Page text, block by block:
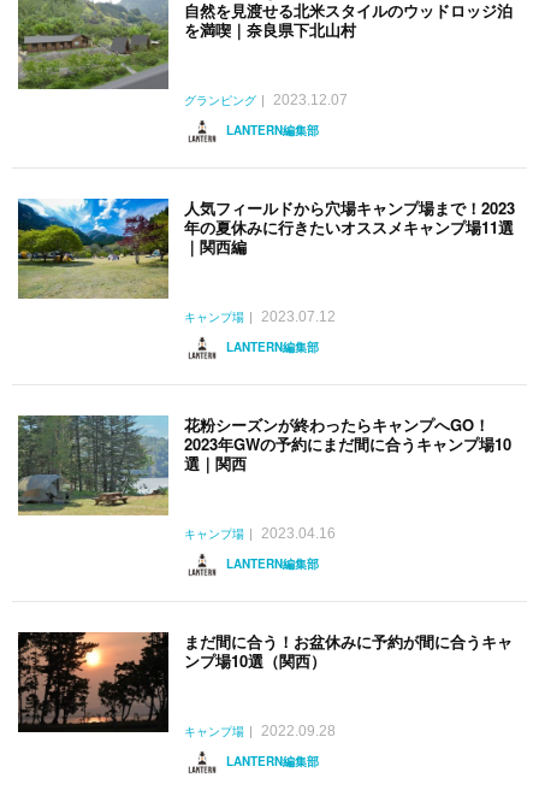
自然を見渡せる北米スタイルのウッドロッジ泊
を満喫｜奈良県下北山村
グランピング
2023.12.07
LANTERN編集部
人気フィールドから穴場キャンプ場まで！2023
年の夏休みに行きたいオススメキャンプ場11選
｜関西編
キャンプ場
2023.07.12
LANTERN編集部
花粉シーズンが終わったらキャンプへGO！
2023年GWの予約にまだ間に合うキャンプ場10
選｜関西
キャンプ場
2023.04.16
LANTERN編集部
まだ間に合う！お盆休みに予約が間に合うキャ
ンプ場10選（関西）
キャンプ場
2022.09.28
LANTERN編集部